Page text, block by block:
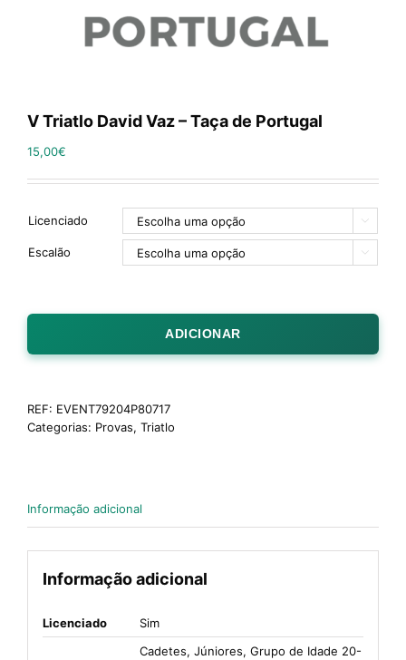
V Triatlo David Vaz – Taça de Portugal
15,00€
Licenciado 
Escalão 
ADICIONAR
REF: EVENT79204P80717
Categorias: Provas, Triatlo
Informação adicional
Informação adicional
Licenciado Sim
Cadetes, Júniores, Grupo de Idade 20-